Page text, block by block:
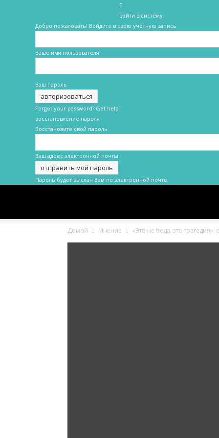
войти в систему
Добро пожаловать! Войдите в свою учётную запись
Ваше имя пользователя
Ваш пароль
Forgot your password? Get help
восстановление пароля
Восстановите свой пароль
Ваш адрес электронной почты
Пароль будет выслан Вам по электронной почте.
Ингушетии
Домой Мнение «Это не беда, это